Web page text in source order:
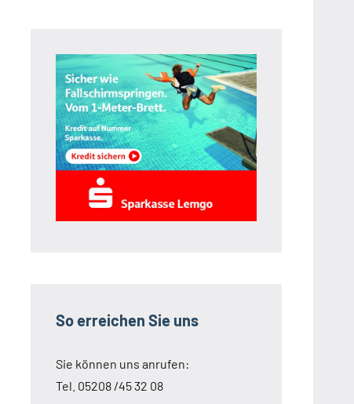
So erreichen Sie uns
Sie können uns anrufen:
Tel. 05208 /45 32 08